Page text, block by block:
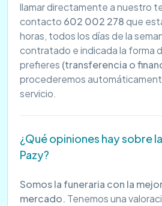
llamar directamente a nuestro
contacto 602 002 278que
horas, todos los días de la
contratado e indicada la forma
prefieres (transferencia o
procederemos
servicio.
¿Qué opiniones hay sobre
Pazy?
Somos la funeraria con la
mercado. Tenemos una